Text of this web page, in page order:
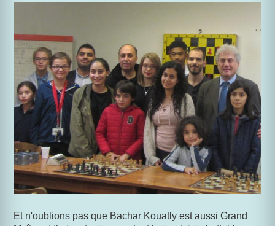
Et n'oublions pas que Bachar Kouatly est aussi Grand